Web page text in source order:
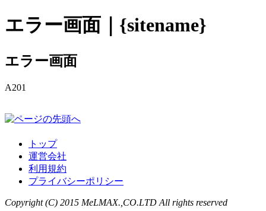
エラー画面｜{sitename}
エラー画面
A201
トップ
運営会社
利用規約
プライバシーポリシー
Copyright (C) 2015 MeLMAX.,CO.LTD All rights reserved